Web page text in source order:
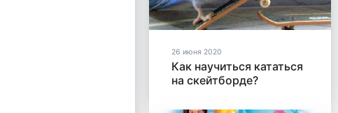
26 июня 2020
Как научиться кататься
на скейтборде?